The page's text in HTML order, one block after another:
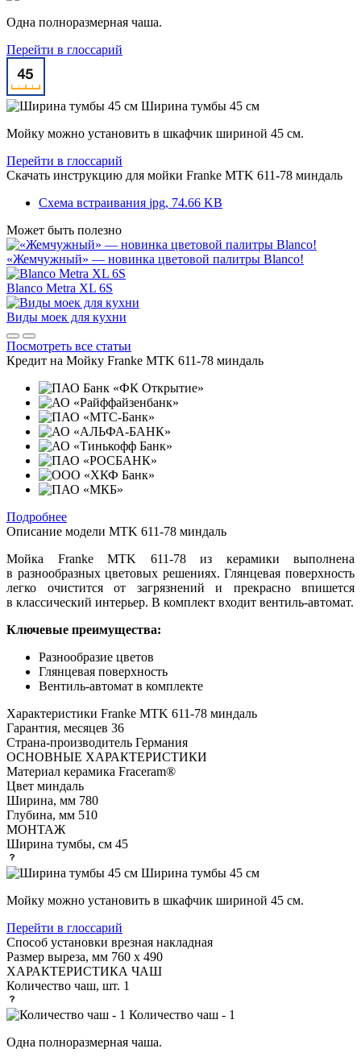
Одна полноразмерная чаша.
Перейти в глоссарий
Ширина тумбы 45 см
Мойку можно установить в шкафчик шириной 45 см.
Перейти в глоссарий
Скачать инструкцию для мойки Franke MTK 611-78 миндаль
Схема встраивания jpg, 74.66 KB
Может быть полезно
«Жемчужный» — новинка цветовой палитры Blanco!
Blanco Metra XL 6S
Виды моек для кухни
Посмотреть все статьи
Кредит на Мойку Franke MTK 611-78 миндаль
Подробнее
Описание модели MTK 611-78 миндаль
Мойка Franke MTK 611-78 из керамики выполнена
в разнообразных цветовых решениях. Глянцевая поверхность
легко очистится от загрязнений и прекрасно впишется
в классический интерьер. В комплект входит вентиль-автомат.
Ключевые преимущества:
Разнообразие цветов
Глянцевая поверхность
Вентиль-автомат в комплекте
Характеристики Franke MTK 611-78 миндаль
Гарантия, месяцев 36
Страна-производитель Германия
ОСНОВНЫЕ ХАРАКТЕРИСТИКИ
Материал керамика Fraceram®
Цвет миндаль
Ширина, мм 780
Глубина, мм 510
МОНТАЖ
Ширина тумбы, см 45
Ширина тумбы 45 см
Мойку можно установить в шкафчик шириной 45 см.
Перейти в глоссарий
Способ установки врезная накладная
Размер выреза, мм 760 х 490
ХАРАКТЕРИСТИКА ЧАШ
Количество чаш, шт. 1
Количество чаш - 1
Одна полноразмерная чаша.